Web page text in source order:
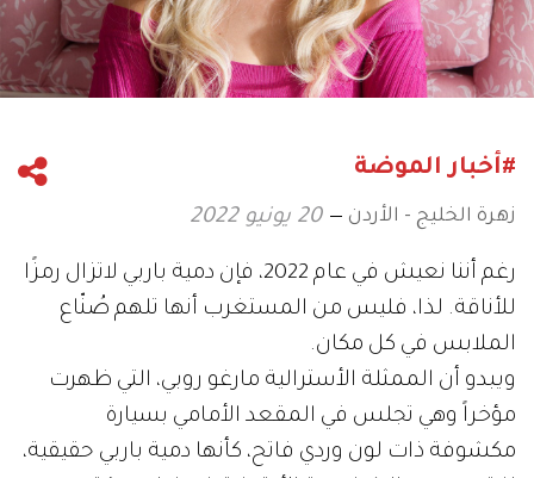
#أخبار الموضة
زهرة الخليج - الأردن 20 يونيو 2022
رغم أننا نعيش في عام 2022، فإن دمية باربي لاتزال رمزًا
للأناقة. لذا، فليس من المستغرب أنها تلهم صُنّاع
الملابس في كل مكان.
ويبدو أن الممثلة الأسترالية مارغو روبي، التي ظهرت
مؤخراً وهي تجلس في المقعد الأمامي بسيارة
مكشوفة ذات لون وردي فاتح، كأنها دمية باربي حقيقية،